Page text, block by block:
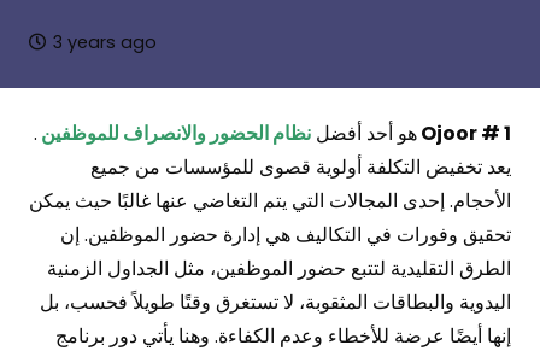
3 years ago
Ojoor # 1هو أحد أفضل نظام الحضور والانصراف للموظفين .
يعد تخفيض التكلفة أولوية قصوى للمؤسسات من جميع
الأحجام. إحدى المجالات التي يتم التغاضي عنها غالبًا حيث يمكن
تحقيق وفورات في التكاليف هي إدارة حضور الموظفين. إن
الطرق التقليدية لتتبع حضور الموظفين، مثل الجداول الزمنية
اليدوية والبطاقات المثقوبة، لا تستغرق وقتًا طويلاً فحسب، بل
إنها أيضًا عرضة للأخطاء وعدم الكفاءة. وهنا يأتي دور برنامج